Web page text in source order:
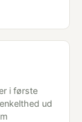
i første
ud